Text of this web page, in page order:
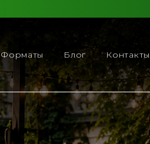
Форматы Блог Контакты